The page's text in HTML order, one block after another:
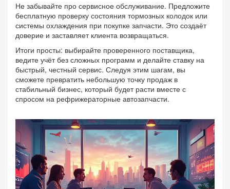
Не забывайте про сервисное обслуживание. Предложите
бесплатную проверку состояния тормозных колодок или
системы охлаждения при покупке запчасти. Это создаёт
доверие и заставляет клиента возвращаться.
Итоги просты: выбирайте проверенного поставщика,
ведите учёт без сложных программ и делайте ставку на
быстрый, честный сервис. Следуя этим шагам, вы
сможете превратить небольшую точку продаж в
стабильный бизнес, который будет расти вместе с
спросом на рефрижераторные автозапчасти.